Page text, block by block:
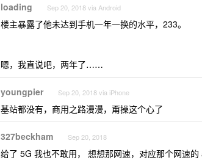
loading Sep 20, 2018 via Android
楼主暴露了他未达到手机一年一换的水平，233。
嗯，我直说吧，两年了……
youngpier Sep 20, 2018 via iPhone
基站都没有，商用之路漫漫，甭操这个心了
327beckham Sep 20, 2018
给了 5G 我也不敢用， 想想那网速，对应那个网速